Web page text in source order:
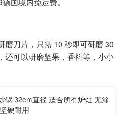
磨刀片，只需 10 秒即可研磨 30
还可以研磨坚果，香料等，小小
锅 32cm直径 适合所有炉灶 无涂
硬耐用